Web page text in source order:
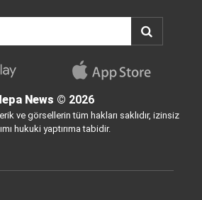
News © 2026
ve görsellerin tüm hakları saklıdır, izinsiz
hukuki yaptırıma tabidir.